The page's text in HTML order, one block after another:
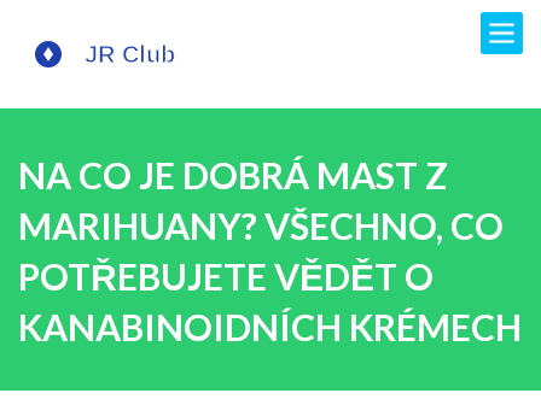
NA CO JE DOBRÁ MAST Z
MARIHUANY? VŠECHNO, CO
POTŘEBUJETE VĚDĚT O
KANABINOIDNÍCH KRÉMECH